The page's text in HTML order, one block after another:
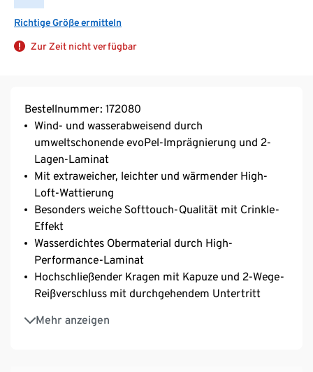
Richtige Größe ermitteln
Zur Zeit nicht verfügbar
Bestellnummer: 172080
Wind- und wasserabweisend durch
umweltschonende evoPel-Imprägnierung und 2-
Lagen-Laminat
Mit extraweicher, leichter und wärmender High-
Loft-Wattierung
Besonders weiche Softtouch-Qualität mit Crinkle-
Effekt
Wasserdichtes Obermaterial durch High-
Performance-Laminat
Hochschließender Kragen mit Kapuze und 2-Wege-
Reißverschluss mit durchgehendem Untertritt
Mehr anzeigen
Weitenverstellbare Kapuze mit Kordelzug
Elastische Armabschlüsse – weitenverstellbar durch